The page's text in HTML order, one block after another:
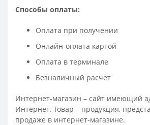
Способы оплаты:
Оплата при получении
Онлайн-оплата картой
Оплата в терминале
Безналичный расчет
Интернет-магазин – сайт имеющий
Интернет. Товар – продукция,
продаже в интернет-магазине.